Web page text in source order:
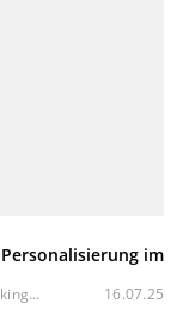
im
16.07.25